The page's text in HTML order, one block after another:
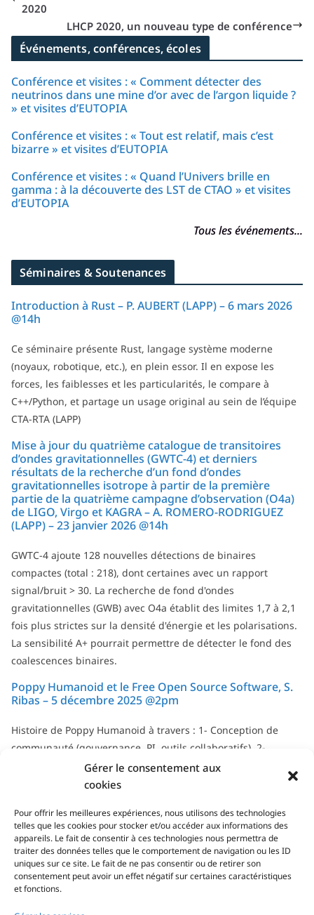
Gérer le consentement aux
cookies
Pour offrir les meilleures expériences, nous utilisons des technologies
telles que les cookies pour stocker et/ou accéder aux informations des
appareils. Le fait de consentir à ces technologies nous permettra de
traiter des données telles que le comportement de navigation ou les ID
uniques sur ce site. Le fait de ne pas consentir ou de retirer son
consentement peut avoir un effet négatif sur certaines caractéristiques
et fonctions.
2020
LHCP 2020, un nouveau type de conférence
Événements, conférences, écoles
Conférence et visites : « Comment détecter des
neutrinos dans une mine d’or avec de l’argon liquide ?
» et visites d’EUTOPIA
Conférence et visites : « Tout est relatif, mais c’est
bizarre » et visites d’EUTOPIA
Conférence et visites : « Quand l’Univers brille en
gamma : à la découverte des LST de CTAO » et visites
d’EUTOPIA
Tous les événements...
Séminaires & Soutenances
Introduction à Rust – P. AUBERT (LAPP) – 6 mars 2026
@14h
Ce séminaire présente Rust, langage système moderne
(noyaux, robotique, etc.), en plein essor. Il en expose les
forces, les faiblesses et les particularités, le compare à
C++/Python, et partage un usage original au sein de l’équipe
CTA-RTA (LAPP)
Mise à jour du quatrième catalogue de transitoires
d’ondes gravitationnelles (GWTC-4) et derniers
résultats de la recherche d’un fond d’ondes
gravitationnelles isotrope à partir de la première
partie de la quatrième campagne d’observation (O4a)
de LIGO, Virgo et KAGRA – A. ROMERO-RODRIGUEZ
(LAPP) – 23 janvier 2026 @14h
GWTC-4 ajoute 128 nouvelles détections de binaires
compactes (total : 218), dont certaines avec un rapport
signal/bruit > 30. La recherche de fond d'ondes
gravitationnelles (GWB) avec O4a établit des limites 1,7 à 2,1
fois plus strictes sur la densité d'énergie et les polarisations.
La sensibilité A+ pourrait permettre de détecter le fond des
coalescences binaires.
Poppy Humanoid et le Free Open Source Software, S.
Ribas – 5 décembre 2025 @2pm
Histoire de Poppy Humanoid à travers : 1- Conception de
communauté (gouvernance, PI, outils collaboratifs). 2-
Gestion de communauté : rôle et défis en science open
Tous les séminaires & soutenances...